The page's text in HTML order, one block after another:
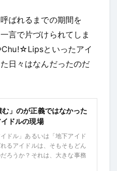
ばれるまでの期間を
一言で片づけられてしま
といったアイ
日々はなんだったのだ
む」のが正義ではなかった
ドルの現場
イドル」あるいは「地下アイド
るアイドルは、そもそもどん
ろうか？それは、大きな事務